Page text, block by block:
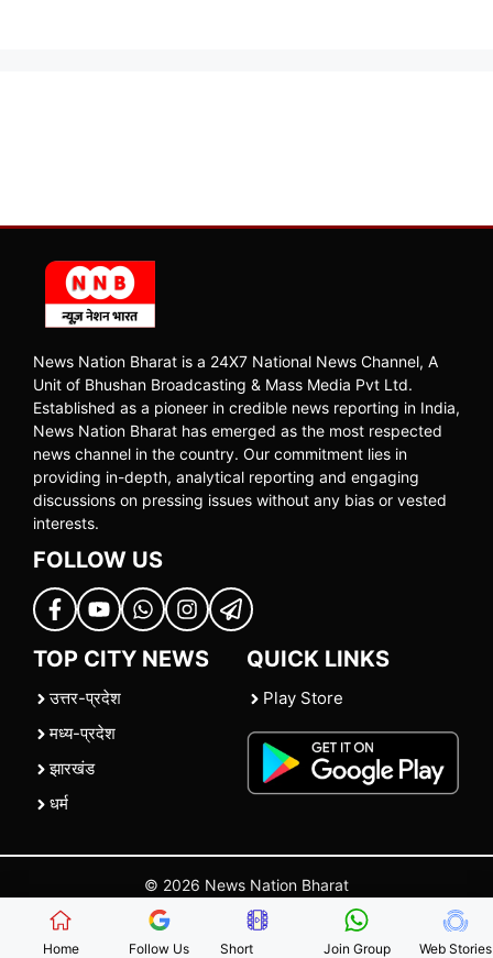
News Nation Bharat is a 24X7 National News Channel, A
Unit of Bhushan Broadcasting & Mass Media Pvt Ltd.
Established as a pioneer in credible news reporting in India,
News Nation Bharat has emerged as the most respected
news channel in the country. Our commitment lies in
providing in-depth, analytical reporting and engaging
discussions on pressing issues without any bias or vested
interests.
FOLLOW US
TOP CITY NEWS
उत्तर-प्रदेश
मध्य-प्रदेश
झारखंड
धर्म
QUICK LINKS
Play Store
© 2026 News Nation Bharat
| |Contact Us |Policies Terms and Conditions
Home Follow Us Short Join Group Web Stories